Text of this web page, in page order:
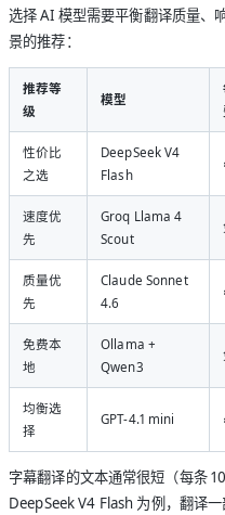
选择 AI 模型需要平衡翻译质量、
景的推荐：
推荐等
级
模型
性价比
之选
DeepSeek V4
Flash
速度优
先
Groq Llama 4
Scout
质量优
先
Claude Sonnet
4.6
免费本
地
Ollama +
Qwen3
均衡选
择
GPT-4.1 mini
字幕翻译的文本通常很短（每条
DeepSeek V4 Flash 为例，翻译